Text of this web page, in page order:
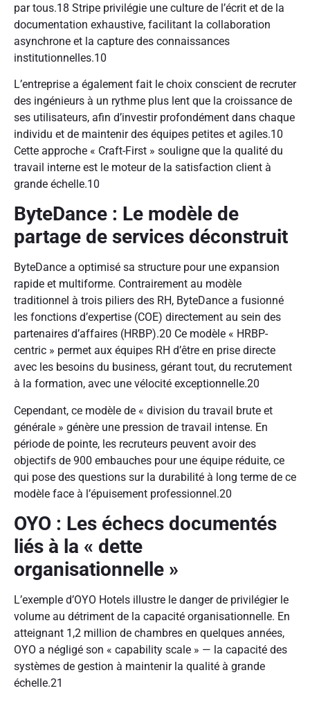
par tous.18 Stripe privilégie une culture de l’écrit et de la
documentation exhaustive, facilitant la collaboration
asynchrone et la capture des connaissances
institutionnelles.10
L’entreprise a également fait le choix conscient de recruter
des ingénieurs à un rythme plus lent que la croissance de
ses utilisateurs, afin d’investir profondément dans chaque
individu et de maintenir des équipes petites et agiles.10
Cette approche « Craft-First » souligne que la qualité du
travail interne est le moteur de la satisfaction client à
grande échelle.10
ByteDance : Le modèle de
partage de services déconstruit
ByteDance a optimisé sa structure pour une expansion
rapide et multiforme. Contrairement au modèle
traditionnel à trois piliers des RH, ByteDance a fusionné
les fonctions d’expertise (COE) directement au sein des
partenaires d’affaires (HRBP).20 Ce modèle « HRBP-
centric » permet aux équipes RH d’être en prise directe
avec les besoins du business, gérant tout, du recrutement
à la formation, avec une vélocité exceptionnelle.20
Cependant, ce modèle de « division du travail brute et
générale » génère une pression de travail intense. En
période de pointe, les recruteurs peuvent avoir des
objectifs de 900 embauches pour une équipe réduite, ce
qui pose des questions sur la durabilité à long terme de ce
modèle face à l’épuisement professionnel.20
OYO : Les échecs documentés
liés à la « dette
organisationnelle »
L’exemple d’OYO Hotels illustre le danger de privilégier le
volume au détriment de la capacité organisationnelle. En
atteignant 1,2 million de chambres en quelques années,
OYO a négligé son « capability scale » — la capacité des
systèmes de gestion à maintenir la qualité à grande
échelle.21